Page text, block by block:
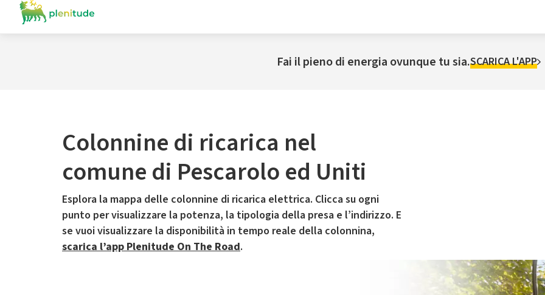
Fai il pieno di energia ovunque tu sia.SCARICA L'APP
Colonnine di ricarica nel
comune di Pescarolo ed Uniti
Esplora la mappa delle colonnine di ricarica elettrica. Clicca su ogni
punto per visualizzare la potenza, la tipologia della presa e l’indirizzo. E
se vuoi visualizzare la disponibilità in tempo reale della colonnina,
scarica l’app Plenitude On The Road.